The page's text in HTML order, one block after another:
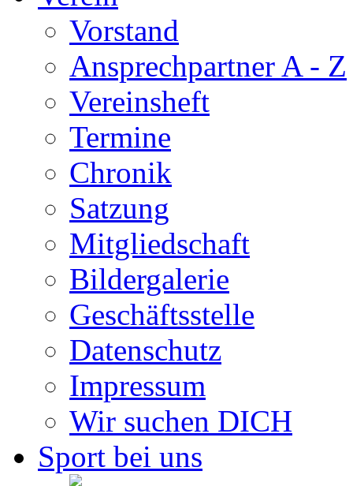
Vorstand
Ansprechpartner A - Z
Vereinsheft
Termine
Chronik
Satzung
Mitgliedschaft
Bildergalerie
Geschäftsstelle
Datenschutz
Impressum
Wir suchen DICH
Sport bei uns